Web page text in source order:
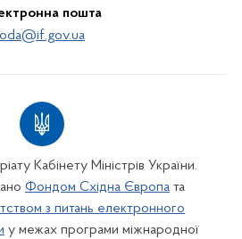
пошта
oda@if.gov.ua
Кабінету Міністрів України.
Фондом Східна Європа та
з питань електронного
у межах програми міжнародної